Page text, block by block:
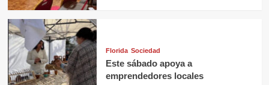
Florida Sociedad
Este sábado apoya a
emprendedores locales